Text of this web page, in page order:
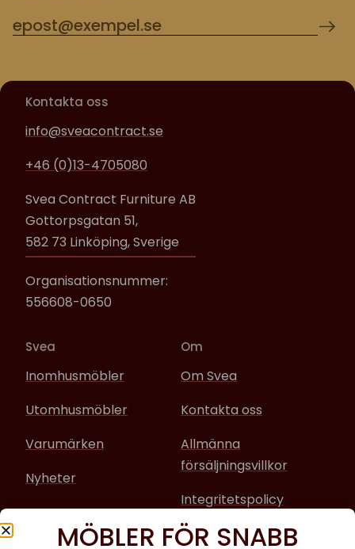
Kontakta oss
info@sveacontract.se
+46 (0)13-4705080
Svea Contract Furniture AB
Gottorpsgatan 51,
582 73 Linköping, Sverige
Organisationsnummer:
556608-0650
Svea
Inomhusmöbler
Utomhusmöbler
Varumärken
Nyheter
Om
Om Svea
Kontakta oss
Allmänna
försäljningsvillkor
Integritetspolicy
MÖBLER FÖR SNABB